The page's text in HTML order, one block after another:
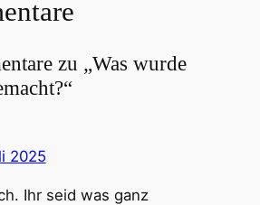
zu „Was wurde
2025
Ihr seid was ganz